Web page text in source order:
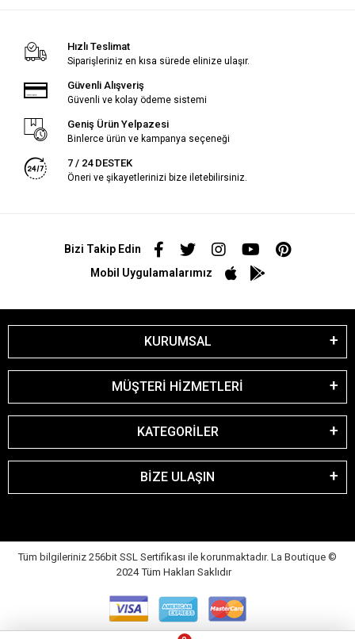
Hızlı Teslimat
Siparişleriniz en kısa sürede elinize ulaşır.
Güvenli Alışveriş
Güvenli ve kolay ödeme sistemi
Geniş Ürün Yelpazesi
Binlerce ürün ve kampanya seçeneği
7 / 24 DESTEK
Öneri ve şikayetlerinizi bize iletebilirsiniz.
Bizi Takip Edin
Mobil Uygulamalarımız
KURUMSAL
MÜŞTERİ HİZMETLERİ
KATEGORİLER
BİZE ULAŞIN
Tüm bilgileriniz 256bit SSL Sertifikası ile korunmaktadır. La Boutique ©
2024 Tüm Hakları Saklıdır